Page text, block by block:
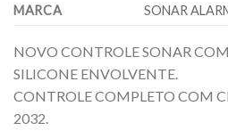
MARCA SONAR
NOVO CONTROLE SONAR
SILICONE ENVOLVENTE.
CONTROLE COMPLETO COM
2032.